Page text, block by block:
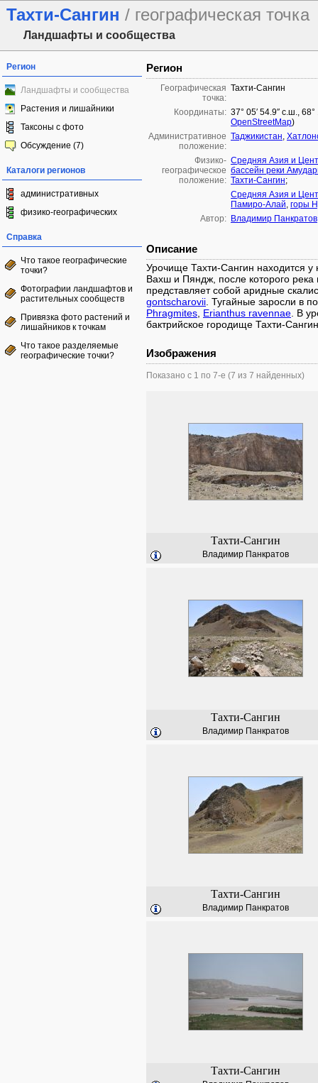
Тахти-Сангин / географическая точка
Ландшафты и сообщества
Регион
Ландшафты и сообщества
Растения и лишайники
Таксоны с фото
Обсуждение (7)
Каталоги регионов
административных
физико-географических
Справка
Что такое географические
точки?
Фотографии ландшафтов и
растительных сообществ
Привязка фото растений и
лишайников к точкам
Что такое разделяемые
географические точки?
Регион
Географическая
точка:
Тахти-Сангин
Координаты: 37° 05′ 54.9″ с.ш.,
OpenStreetMap)
Административное
положение:
Таджикистан,
Физико-
географическое
положение:
Средняя Азия и
бассейн реки
Тахти-Сангин;
Средняя Азия и
Памиро-Алай, горы
Автор: Владимир Панкратов
Описание
Урочище Тахти-Сангин находится у
Вахш и Пяндж, после которого
представляет собой аридные
gontscharovii . Тугайные заросли в
Phragmites Erianthus ravennae . В
бактрийское городище Тахти-
Изображения
Показано с 1 по 7-е (7 из 7 найденных)
Тахти-Сангин
Владимир Панкратов
Тахти-Сангин
Владимир Панкратов
Тахти-Сангин
Владимир Панкратов
Тахти-Сангин